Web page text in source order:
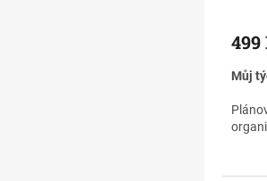
499
Můj